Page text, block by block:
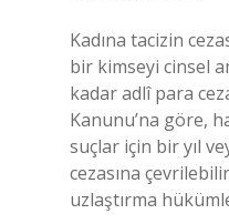
Kadına tacizin
bir kimseyi cinsel
kadar adlî para
Kanunu’na göre,
suçlar için bir yıl
cezasına
uzlaştırma